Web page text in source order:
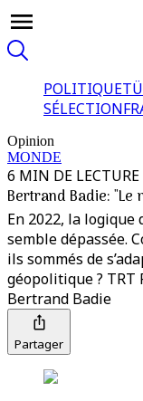
POLITIQUE
SÉLECTION
Opinion
MONDE
6 MIN DE LECTURE
Bertrand Badie: "Le
En 2022, la logique
semble dépassée.
ils sommés de
géopolitique ? TRT
Bertrand Badie
Partager